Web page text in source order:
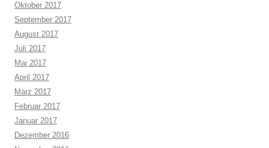
Oktober 2017
September 2017
August 2017
Juli 2017
Mai 2017
April 2017
März 2017
Februar 2017
Januar 2017
Dezember 2016